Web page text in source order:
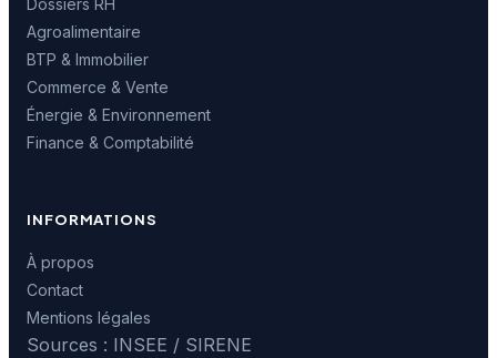
Agroalimentaire
BTP & Immobilier
Commerce & Vente
Énergie & Environnement
Finance & Comptabilité
INFORMATIONS
À propos
Contact
Mentions légales
Sources : INSEE / SIRENE